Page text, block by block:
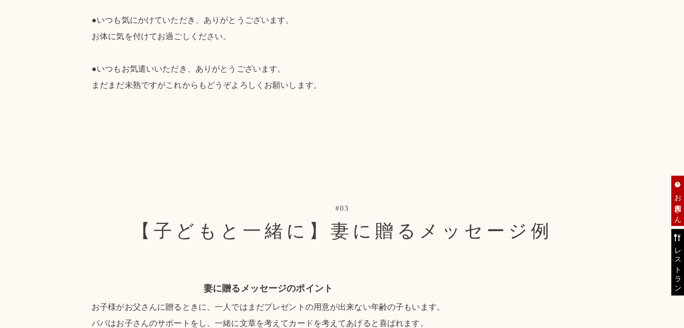
●いつも気にかけていただき、ありがとうございます。
お体に気を付けてお過ごしください。
●いつもお気遣いいただき、ありがとうございます。
まだまだ未熟ですがこれからもどうぞよろしくお願いします。
#03
【子どもと一緒に】妻に贈るメッセージ例
妻に贈るメッセージのポイント
お子様がお父さんに贈るときに、一人ではまだプレゼントの用意が出来ない年齢の子もいます。
パパはお子さんのサポートをし、一緒に文章を考えてカードを考えてあげると喜ばれます。
お肉屋さん
レストラン